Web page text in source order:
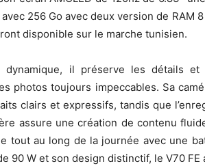
256 Go avec deux version de RAM
disponible sur le marche tunisien.
dynamique, il préserve les détails et
photos toujours impeccables. Sa
clairs et expressifs, tandis que
assure une création de contenu
tout au long de la journée avec une
90 W et son design distinctif, le V70 FE